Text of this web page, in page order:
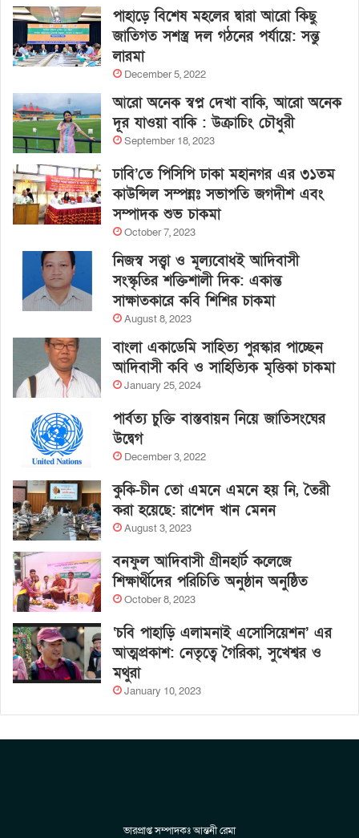
পাহাড়ে বিশেষ মহলের দ্বারা আরো কিছু
জাতিগত সশস্ত্র দল গঠনের পর্যায়ে: সন্তু
লারমা
December 5, 2022
আরো অনেক স্বপ্ন দেখা বাকি, আরো অনেক
দূর যাওয়া বাকি : উক্রাচিং চৌধুরী
September 18, 2023
ঢাবি’তে পিসিপি ঢাকা মহানগর এর ৩১তম
কাউন্সিল সম্পন্নঃ সভাপতি জগদীশ এবং
সম্পাদক শুভ চাকমা
October 7, 2023
নিজস্ব সত্ত্বা ও মূল্যবোধই আদিবাসী
সংস্কৃতির শক্তিশালী দিক: একান্ত
সাক্ষাতকারে কবি শিশির চাকমা
August 8, 2023
বাংলা একাডেমি সাহিত্য পুরস্কার পাচ্ছেন
আদিবাসী কবি ও সাহিত্যিক মৃত্তিকা চাকমা
January 25, 2024
পার্বত্য চুক্তি বাস্তবায়ন নিয়ে জাতিসংঘের
উদ্বেগ
December 3, 2022
কুকি-চীন তো এমনে এমনে হয় নি, তৈরী
করা হয়েছে: রাশেদ খান মেনন
August 3, 2023
বনফুল আদিবাসী গ্রীনহার্ট কলেজে
শিক্ষার্থীদের পরিচিতি অনুষ্ঠান অনুষ্ঠিত
October 8, 2023
‘চবি পাহাড়ি এলামনাই এসোসিয়েশন’ এর
আত্মপ্রকাশ: নেতৃত্বে গৈরিকা, সুখেশ্বর ও
মথুরা
January 10, 2023
ভারপ্রাপ্ত সম্পাদকঃ আন্তনী রেমা